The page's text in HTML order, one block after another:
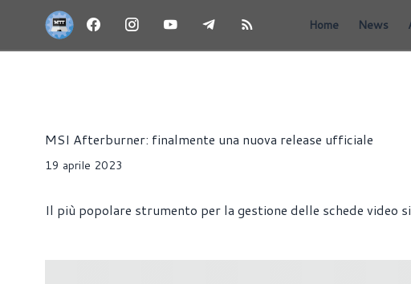
Home News
MSI Afterburner: finalmente una nuova release ufficiale
19 aprile 2023
Il più popolare strumento per la gestione delle schede video